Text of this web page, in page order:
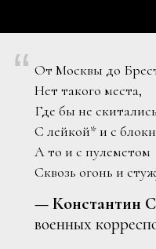
“ От Москвы до
Нет такого места,
Где бы не
С лейкой* и с
А то и с пулеметом
Сквозь огонь и
—Константин
военных